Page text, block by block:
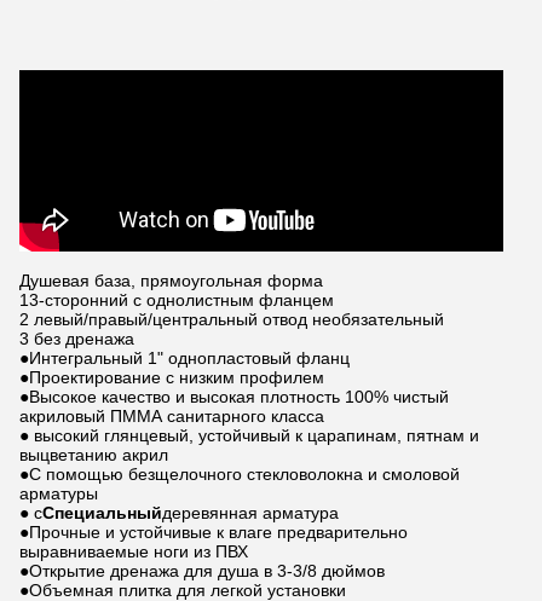
Душевая база, прямоугольная форма
13-сторонний с однолистным фланцем
2 левый/правый/центральный отвод необязательный
3 без дренажа
●Интегральный 1" однопластовый фланц
●Проектирование с низким профилем
●Высокое качество и высокая плотность 100% чистый
акриловый ПММА санитарного класса
● высокий глянцевый, устойчивый к царапинам, пятнам и
выцветанию акрил
●С помощью безщелочного стекловолокна и смоловой
арматуры
● сСпециальныйдеревянная арматура
●Прочные и устойчивые к влаге предварительно
выравниваемые ноги из ПВХ
●Открытие дренажа для душа в 3-3/8 дюймов
●Объемная плитка для легкой установки